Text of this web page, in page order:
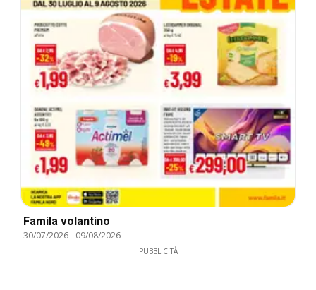
Famila volantino
30/07/2026- 09/08/2026
PUBBLICITÀ